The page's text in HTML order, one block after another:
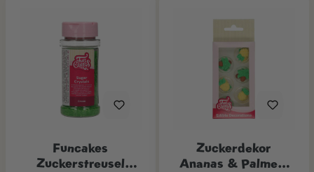
Funcakes
Zuckerstreusel
Zuckerdekor
Ananas & Palmen,